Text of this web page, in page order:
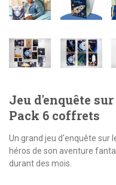
Jeu d'enquête
Pack 6 coffrets
Un grand jeu d'enquête sur
héros de son aventure
durant des mois.